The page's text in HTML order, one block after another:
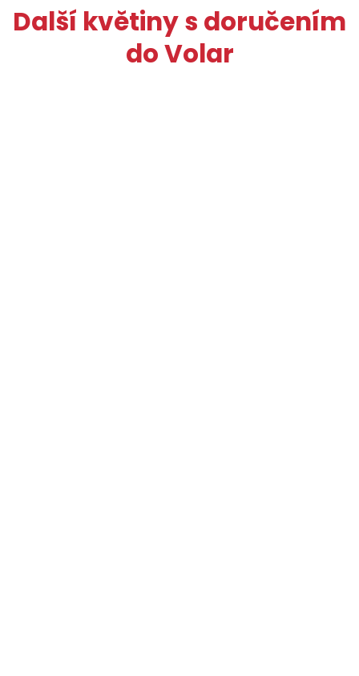
Další květiny s doručením
do Volar